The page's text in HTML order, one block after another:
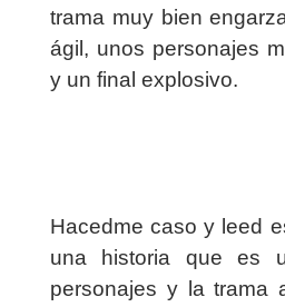
trama muy bien
ágil, unos personajes
y un final explosivo.
Hacedme caso y leed
una historia que es
personajes y la trama